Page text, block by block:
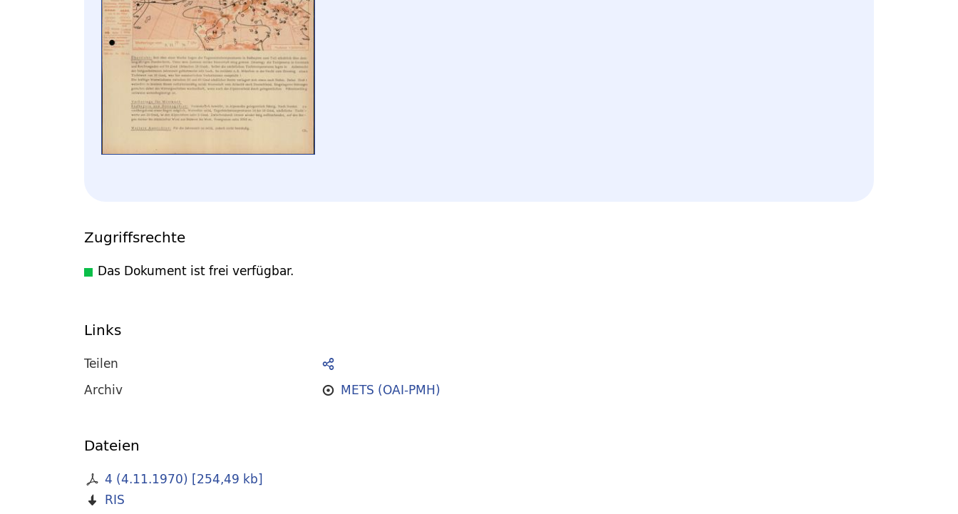
Zugriffsrechte
Das Dokument ist frei verfügbar.
Links
Teilen
Archiv
METS (OAI-PMH)
Dateien
4 (4.11.1970) [254,49 kb]
RIS